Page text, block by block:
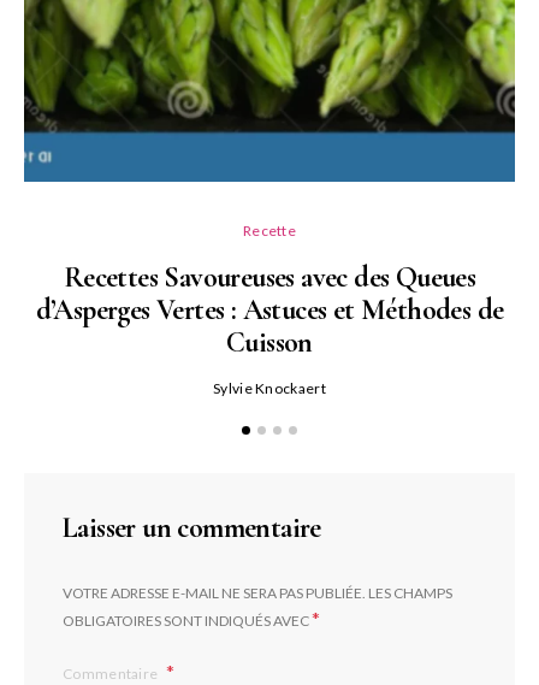
Recette
Recettes Savoureuses avec des Queues
d’Asperges Vertes : Astuces et Méthodes de
Cuisson
Sylvie Knockaert
Laisser un commentaire
VOTRE ADRESSE E-MAIL NE SERA PAS PUBLIÉE. LES CHAMPS
OBLIGATOIRES SONT INDIQUÉS AVEC*
Commentaire